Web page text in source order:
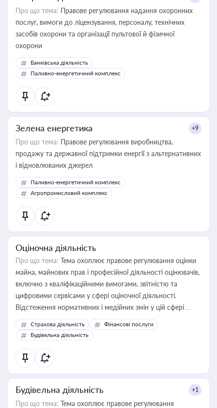
Про що тема: Правове регулювання надання охоронних
послуг, вимоги до ліцензування, персоналу, технічних
засобів охорони та організації пультової й фізичної
охорони
Банківська діяльність
Паливно-енергетичний комплекс
Зелена енергетика +9
Про що тема: Правове регулювання виробництва,
продажу та державної підтримки енергії з альтернативних
і відновлюваних джерел
Паливно-енергетичний комплекс
Агропромисловий комплекс
Оціночна діяльність
Про що тема: Тема охоплює правове регулювання оцінки
майна, майнових прав і професійної діяльності оцінювачів,
включно з кваліфікаційними вимогами, звітністю та
цифровими сервісами у сфері оціночної діяльності.
Відстеження нормативних і медійних змін у цій сфері
корисне для власника бізнесу, керівника, юриста або
бухгалтера під час оподаткування, приватизації, оренди
державного майна, корпоративних угод і перевірки
статусу суб'єктів оціночної діяльності
Страхова діяльність
Фінансові послуги
Будівельна діяльність
Будівельна діяльність +1
Про що тема: Тема охоплює правове регулювання